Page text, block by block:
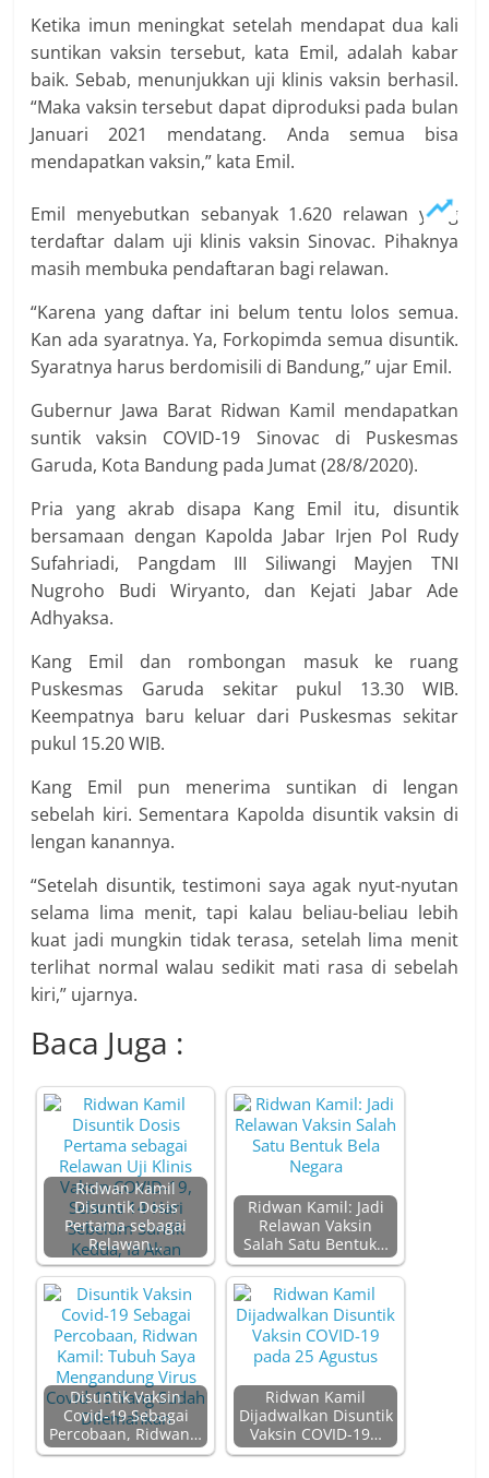
Ketika imun meningkat setelah mendapat dua kali
suntikan vaksin tersebut, kata Emil, adalah kabar
baik. Sebab, menunjukkan uji klinis vaksin berhasil.
“Maka vaksin tersebut dapat diproduksi pada bulan
Januari 2021 mendatang. Anda semua bisa
mendapatkan vaksin,” kata Emil.
Emil menyebutkan sebanyak 1.620 relawan yang
terdaftar dalam uji klinis vaksin Sinovac. Pihaknya
masih membuka pendaftaran bagi relawan.
“Karena yang daftar ini belum tentu lolos semua.
Kan ada syaratnya. Ya, Forkopimda semua disuntik.
Syaratnya harus berdomisili di Bandung,” ujar Emil.
Gubernur Jawa Barat Ridwan Kamil mendapatkan
suntik vaksin COVID-19 Sinovac di Puskesmas
Garuda, Kota Bandung pada Jumat (28/8/2020).
Pria yang akrab disapa Kang Emil itu, disuntik
bersamaan dengan Kapolda Jabar Irjen Pol Rudy
Sufahriadi, Pangdam III Siliwangi Mayjen TNI
Nugroho Budi Wiryanto, dan Kejati Jabar Ade
Adhyaksa.
Kang Emil dan rombongan masuk ke ruang
Puskesmas Garuda sekitar pukul 13.30 WIB.
Keempatnya baru keluar dari Puskesmas sekitar
pukul 15.20 WIB.
Kang Emil pun menerima suntikan di lengan
sebelah kiri. Sementara Kapolda disuntik vaksin di
lengan kanannya.
“Setelah disuntik, testimoni saya agak nyut-nyutan
selama lima menit, tapi kalau beliau-beliau lebih
kuat jadi mungkin tidak terasa, setelah lima menit
terlihat normal walau sedikit mati rasa di sebelah
kiri,” ujarnya.
Baca Juga :
Ridwan Kamil
Disuntik Dosis
Pertama sebagai
Relawan…
Ridwan Kamil: Jadi
Relawan Vaksin
Salah Satu Bentuk…
Disuntik Vaksin
Covid-19 Sebagai
Percobaan, Ridwan…
Ridwan Kamil
Dijadwalkan Disuntik
Vaksin COVID-19…